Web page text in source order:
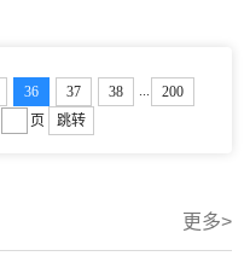
36 37 38
200
页 跳转
更多>